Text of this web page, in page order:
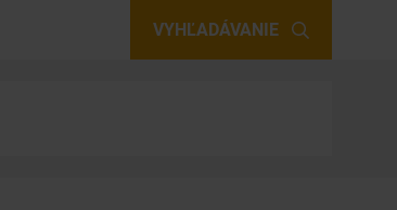
VYHĽADÁVANIE